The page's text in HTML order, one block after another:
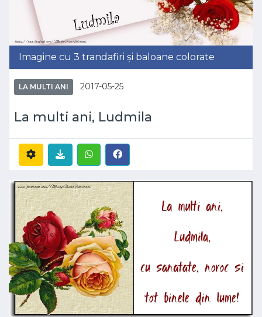
Imagine cu 3 trandafiri și baloane colorate
LA MULTI ANI 2017-05-25
La multi ani, Ludmila